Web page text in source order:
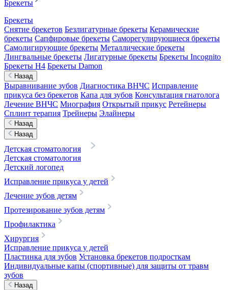
Брекеты
Брекеты
Снятие брекетов Безлигатурные брекеты Керамические
брекеты Сапфировые брекеты Саморегулирующиеся брекеты
Самолигирующие брекеты Металлические брекеты
Лингвальные брекеты Лигатурные брекеты Брекеты Incognito
Брекеты H4 Брекеты Damon
Назад
Выравнивание зубов Диагностика ВНЧС Исправление
прикуса без брекетов Капа для зубов Консультация гнатолога
Лечение ВНЧС Миография Открытый прикус Ретейнеры
Сплинт терапия Трейнеры Элайнеры
Назад
Назад
Детская стоматология
Детская стоматология
Детский логопед
Исправление прикуса у детей
Лечение зубов детям
Протезирование зубов детям
Профилактика
Хирургия
Исправление прикуса у детей
Пластинка для зубов Установка брекетов подросткам
Индивидуальные капы (спортивные) для защиты от травм
зубов
Назад